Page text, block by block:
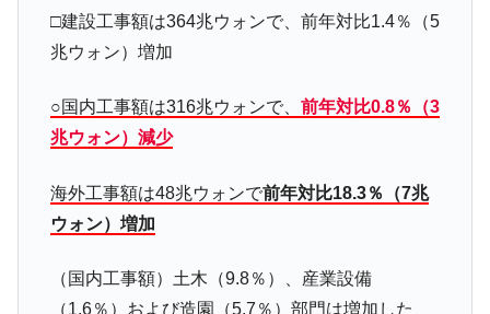
『Money1』
韓国大統領府ボンクラ政策室長が告発され
た ⇒ 国家が行った恐るべき株価操作であり、空前の国政壟
『Money1』
韓国･警察職員が「丸刈りになって抗議活
動」
国の過剰生産が世界を蝕む。
『Money1』
韓国製造業「半導体絶好調」のウラで他業
種は全般的「不調」⇒ PSIが示す現況は決して良くない。
『Money1』
【米韓激突案件】韓国消費者院が『クーパ
ン』1人当たり賠償10万ウォンを認定 ⇒ 総額3兆7,000億
□建設工事額は364兆ウォンで、前年対比1.4％（5
兆ウォン）増加
○国内工事額は316兆ウォンで、 前年対比0.8％（3
兆ウォン）減少
海外工事額は48兆ウォンで前年対比18.3％（7兆
ウォン）増加
（国内工事額）土木（9.8％）、産業設備
（1.6％）および造園（5.7％）部門は増加した